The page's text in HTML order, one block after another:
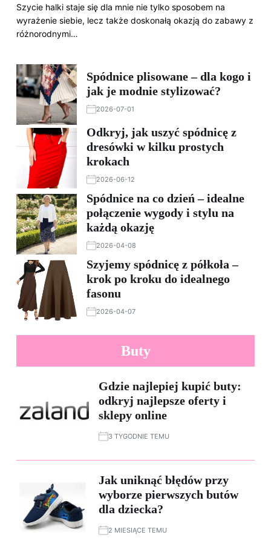
Szycie halki staje się dla mnie nie tylko sposobem na
wyrażenie siebie, lecz także doskonałą okazją do zabawy z
różnorodnymi…
Spódnice plisowane – dla kogo i
jak je modnie stylizować?
2026-07-01
Odkryj, jak uszyć spódnicę z
dresówki w kilku prostych
krokach
2026-06-12
Spódnice na co dzień – idealne
połączenie wygody i stylu na
każdą okazję
2026-04-08
Szyjemy spódnicę z półkoła –
krok po kroku do idealnego
fasonu
2026-04-07
Buty
Gdzie najlepiej kupić buty:
odkryj najlepsze oferty i
sklepy online
3 TYGODNIE TEMU
Jak uniknąć błędów przy
wyborze pierwszych butów
dla dziecka?
2 MIESIĄCE TEMU